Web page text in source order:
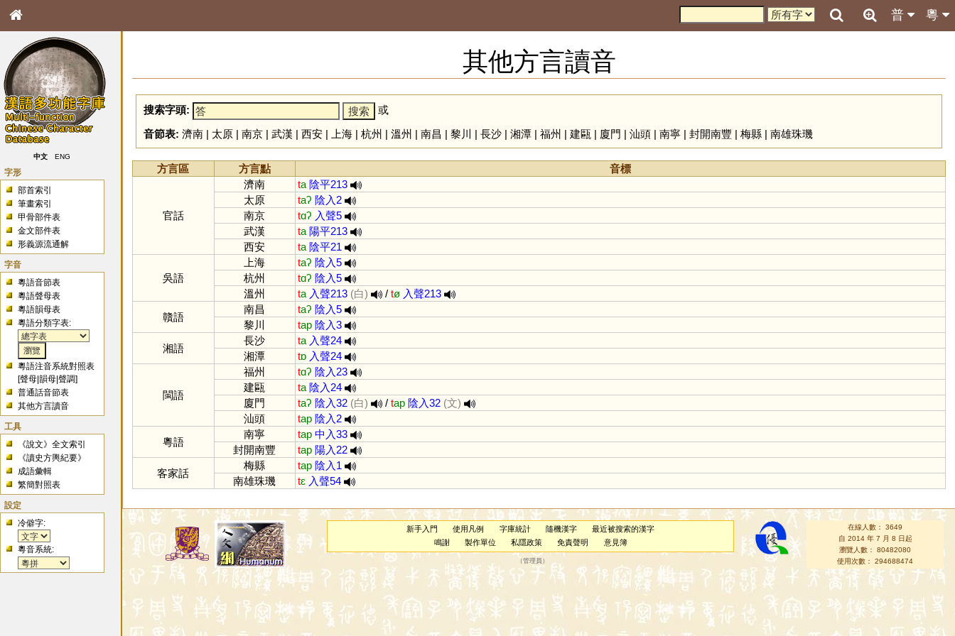
粵
普
中文 ENG
字形
部首索引
筆畫索引
甲骨部件表
金文部件表
形義源流通解
字音
粵語音節表
粵語聲母表
粵語韻母表
粵語分類字表:
粵語注音系統對照表
[聲母 |韻母 |聲調]
普通話音節表
其他方言讀音
工具
《說文》全文索引
《讀史方輿紀要》
成語彙輯
繁簡對照表
設定
冷僻字:
粵音系統:
其他方言讀音
搜索字頭:
或
音節表: 濟南| 太原| 南京| 武漢 | 西安| 上海| 杭州 | 溫州 | 南昌 | 黎川 | 長沙| 湘潭| 福州 | 建甌 | 廈門 | 汕頭| 南寧| 封開南豐 | 梅縣| 南雄珠璣
方言區 方言點 音標
官話
濟南 ta 陰平213
太原
taʔ 陰入2
南京
tɑʔ 入聲5
武漢
ta 陽平213
西安
ta 陰平21
吳語
上海 taʔ 陰入5
杭州
tɑʔ 陰入5
溫州
ta 入聲213 (白) / tø 入聲213
贛語
南昌 taʔ 陰入5
黎川
tap 陰入3
湘語
長沙 ta 入聲24
湘潭
tɒ 入聲24
閩語
福州 tɑʔ 陰入23
建甌
ta 陰入24
廈門
taʔ 陰入32 (白) / tap 陰入32 (文)
汕頭
tap 陰入2
粵語
南寧 tap 中入33
封開南豐
tap 陽入22
客家話
梅縣 tap 陰入1
南雄珠璣
tɛ 入聲54
新手入門 使用凡例 字庫統計 隨機漢字
最近被搜索的漢字
鳴謝
製作單位 私隱政策 免責聲明 意見簿
（管理員 ）
在線人數： 3649
自 2014 年 7 月 8 日起
瀏覽人數： 80482080
使用次數： 294688474